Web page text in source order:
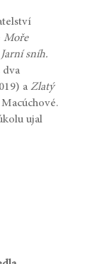
Moře
Jarní sníh.
dva
aZlatý
ujal